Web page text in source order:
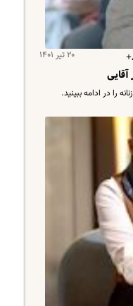
۲۰ تیر ۱۴۰۱
را در ادامه ببینید.